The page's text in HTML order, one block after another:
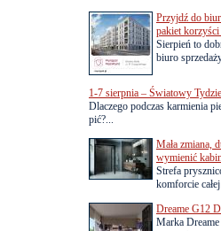
Przyjdź do
pakiet
Sierpień to
biuro
1-7 sierpnia – Światowy
Dlaczego podczas karmienia
pić?...
Mała zmiana,
wymienić
Strefa
komforcie całej
Dreame G12
Marka